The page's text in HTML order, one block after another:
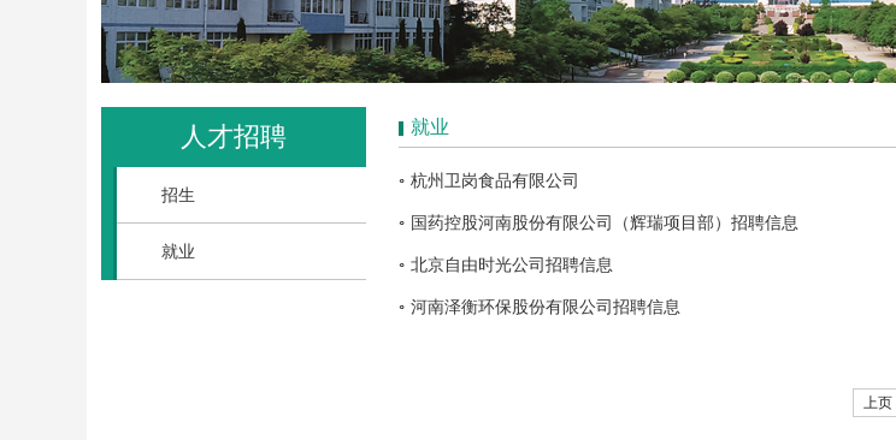
人才招聘
招生
就业
就业
杭州卫岗食品有限公司
国药控股河南股份有限公司（辉瑞项目部）招聘信息
北京自由时光公司招聘信息
河南泽衡环保股份有限公司招聘信息
上页